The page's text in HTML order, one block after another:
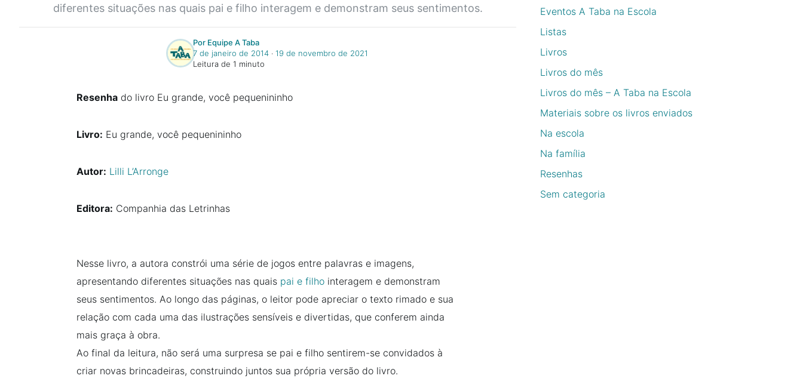
diferentes situações nas quais pai e filho interagem e demonstram seus sentimentos.
Por Equipe A Taba
7 de janeiro de 2014‧ 19 de novembro de 2021
Leitura de 1 minuto
Resenha do livro Eu grande, você pequenininho
Livro: Eu grande, você pequenininho
Autor: Lilli L’Arronge
Editora: Companhia das Letrinhas
Nesse livro, a autora constrói uma série de jogos entre palavras e imagens,
apresentando diferentes situações nas quais pai e filho interagem e demonstram
seus sentimentos. Ao longo das páginas, o leitor pode apreciar o texto rimado e sua
relação com cada uma das ilustrações sensíveis e divertidas, que conferem ainda
mais graça à obra.
Ao final da leitura, não será uma surpresa se pai e filho sentirem-se convidados à
criar novas brincadeiras, construindo juntos sua própria versão do livro.
Eventos A Taba na Escola
Listas
Livros
Livros do mês
Livros do mês – A Taba na Escola
Materiais sobre os livros enviados
Na escola
Na família
Resenhas
Sem categoria